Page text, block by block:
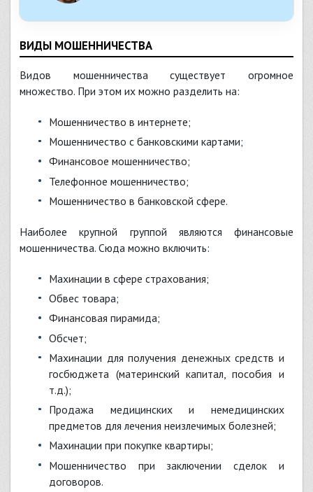
ВИДЫ МОШЕННИЧЕСТВА
Видов мошенничества существует огромное
множество. При этом их можно разделить на:
мошенничество в интернете;
мошенничество с банковскими картами;
финансовое мошенничество;
телефонное мошенничество;
мошенничество в банковской сфере.
Наиболее крупной группой являются финансовые
мошенничества. Сюда можно включить:
махинации в сфере страхования;
обвес товара;
финансовая пирамида;
обсчет;
махинации для получения денежных средств и
госбюджета (материнский капитал, пособия и
т.д.);
продажа медицинских и немедицинских
предметов для лечения неизлечимых болезней;
махинации при покупке квартиры;
мошенничество при заключении сделок и
договоров.